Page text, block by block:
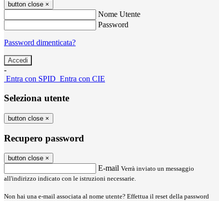
button close ×
Nome Utente
Password
Password dimenticata?
-
Entra con SPID Entra con CIE
Seleziona utente
button close ×
Recupero password
button close ×
E-mail Verrà inviato un messaggio
all'indirizzo indicato con le istruzioni necessarie.
Non hai una e-mail associata al nome utente? Effettua il reset della password